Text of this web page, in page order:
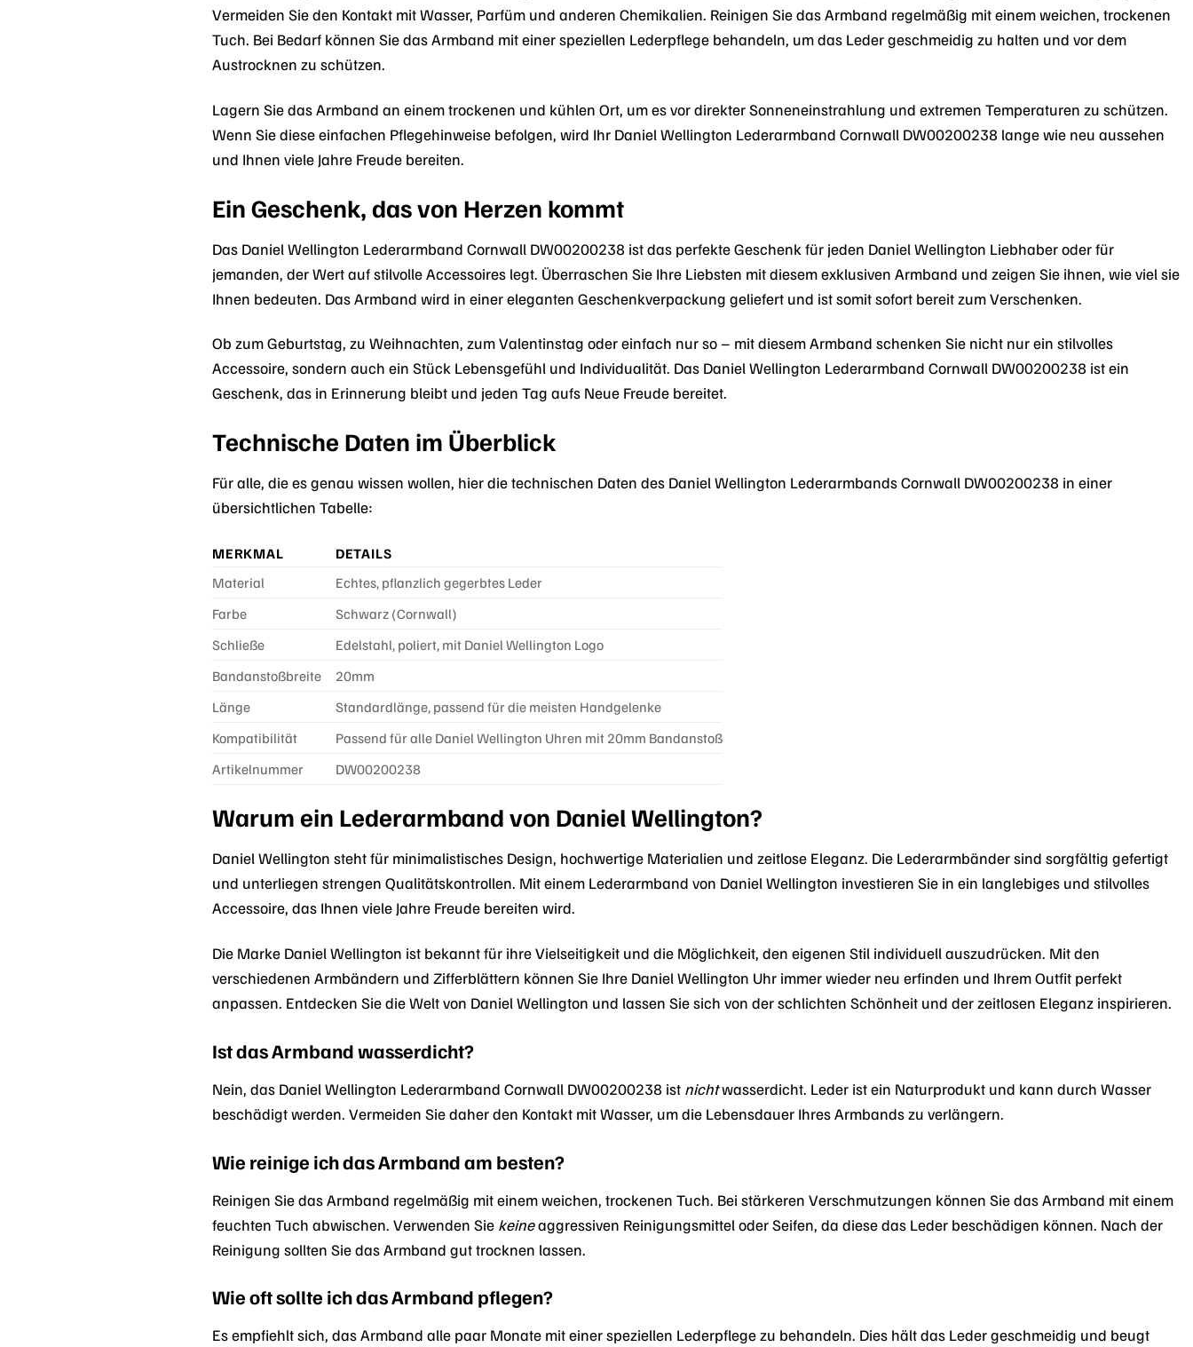
Vermeiden Sie den Kontakt mit Wasser, Parfüm und anderen Chemikalien. Reinigen Sie das Armband regelmäßig mit einem weichen, trockenen
Tuch. Bei Bedarf können Sie das Armband mit einer speziellen Lederpflege behandeln, um das Leder geschmeidig zu halten und vor dem
Austrocknen zu schützen.
Lagern Sie das Armband an einem trockenen und kühlen Ort, um es vor direkter Sonneneinstrahlung und extremen Temperaturen zu schützen.
Wenn Sie diese einfachen Pflegehinweise befolgen, wird Ihr Daniel Wellington Lederarmband Cornwall DW00200238 lange wie neu aussehen
und Ihnen viele Jahre Freude bereiten.
Ein Geschenk, das von Herzen kommt
Das Daniel Wellington Lederarmband Cornwall DW00200238 ist das perfekte Geschenk für jeden Daniel Wellington Liebhaber oder für
jemanden, der Wert auf stilvolle Accessoires legt. Überraschen Sie Ihre Liebsten mit diesem exklusiven Armband und zeigen Sie ihnen, wie viel sie
Ihnen bedeuten. Das Armband wird in einer eleganten Geschenkverpackung geliefert und ist somit sofort bereit zum Verschenken.
Ob zum Geburtstag, zu Weihnachten, zum Valentinstag oder einfach nur so – mit diesem Armband schenken Sie nicht nur ein stilvolles
Accessoire, sondern auch ein Stück Lebensgefühl und Individualität. Das Daniel Wellington Lederarmband Cornwall DW00200238 ist ein
Geschenk, das in Erinnerung bleibt und jeden Tag aufs Neue Freude bereitet.
Technische Daten im Überblick
Für alle, die es genau wissen wollen, hier die technischen Daten des Daniel Wellington Lederarmbands Cornwall DW00200238 in einer
übersichtlichen Tabelle:
MERKMAL
DETAILS
Material
Echtes, pflanzlich gegerbtes Leder
Farbe
Schwarz (Cornwall)
Schließe
Edelstahl, poliert, mit Daniel Wellington Logo
Bandanstoßbreite
20mm
Länge
Standardlänge, passend für die meisten Handgelenke
Kompatibilität
Passend für alle Daniel Wellington Uhren mit 20mm Bandanstoß
Artikelnummer
DW00200238
Warum ein Lederarmband von Daniel Wellington?
Daniel Wellington steht für minimalistisches Design, hochwertige Materialien und zeitlose Eleganz. Die Lederarmbänder sind sorgfältig gefertigt
und unterliegen strengen Qualitätskontrollen. Mit einem Lederarmband von Daniel Wellington investieren Sie in ein langlebiges und stilvolles
Accessoire, das Ihnen viele Jahre Freude bereiten wird.
Die Marke Daniel Wellington ist bekannt für ihre Vielseitigkeit und die Möglichkeit, den eigenen Stil individuell auszudrücken. Mit den
verschiedenen Armbändern und Zifferblättern können Sie Ihre Daniel Wellington Uhr immer wieder neu erfinden und Ihrem Outfit perfekt
anpassen. Entdecken Sie die Welt von Daniel Wellington und lassen Sie sich von der schlichten Schönheit und der zeitlosen Eleganz inspirieren.
Ist das Armband wasserdicht?
Nein, das Daniel Wellington Lederarmband Cornwall DW00200238 ist nichtwasserdicht. Leder ist ein Naturprodukt und kann durch Wasser
beschädigt werden. Vermeiden Sie daher den Kontakt mit Wasser, um die Lebensdauer Ihres Armbands zu verlängern.
Wie reinige ich das Armband am besten?
Reinigen Sie das Armband regelmäßig mit einem weichen, trockenen Tuch. Bei stärkeren Verschmutzungen können Sie das Armband mit einem
feuchten Tuch abwischen. Verwenden Sie keineaggressiven Reinigungsmittel oder Seifen, da diese das Leder beschädigen können. Nach der
Reinigung sollten Sie das Armband gut trocknen lassen.
Wie oft sollte ich das Armband pflegen?
Es empfiehlt sich, das Armband alle paar Monate mit einer speziellen Lederpflege zu behandeln. Dies hält das Leder geschmeidig und beugt